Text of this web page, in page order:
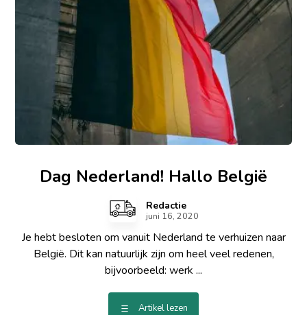
Dag Nederland! Hallo België
Redactie
juni 16, 2020
Je hebt besloten om vanuit Nederland te verhuizen naar
België. Dit kan natuurlijk zijn om heel veel redenen,
bijvoorbeeld: werk ...
Artikel lezen